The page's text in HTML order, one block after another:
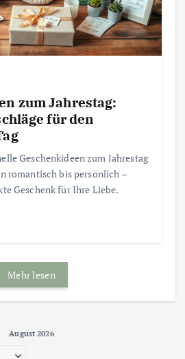
zum Jahrestag:
für den
Geschenkideen zum Jahrestag
romantisch bis persönlich –
Geschenk für Ihre Liebe.
Mehr lesen
August 2026 - current view is dayGridMonth
August 2026